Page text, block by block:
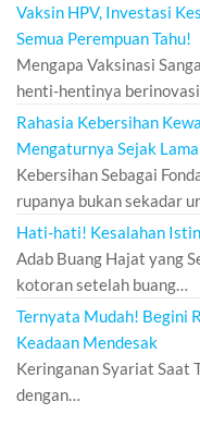
Vaksin HPV, Investasi
Semua Perempuan Tahu!
Mengapa Vaksinasi
henti-hentinya
Rahasia Kebersihan
Mengaturnya Sejak
Kebersihan Sebagai
rupanya bukan sekadar
Hati-hati! Kesalahan
Adab Buang Hajat yang
kotoran setelah buang…
Ternyata Mudah! Begini
Keadaan Mendesak
Keringanan Syariat Saat
dengan…